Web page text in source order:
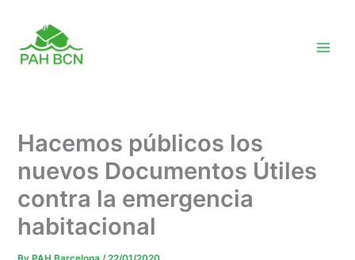
content
Hacemos públicos los
nuevos Documentos Útiles
contra la emergencia
habitacional